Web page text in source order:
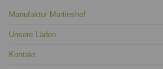
Manufaktur Martinshof
Unsere Läden
Kontakt